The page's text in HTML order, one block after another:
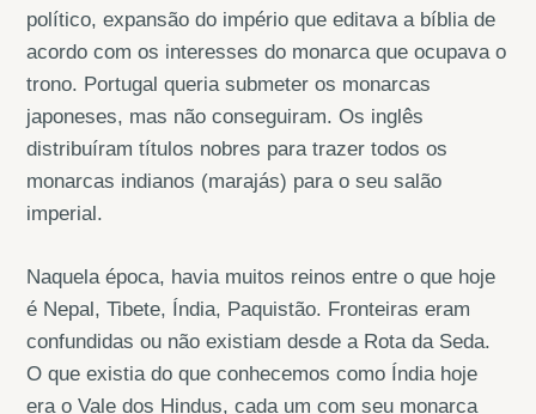
político, expansão do império que editava a bíblia de
acordo com os interesses do monarca que ocupava o
trono. Portugal queria submeter os monarcas
japoneses, mas não conseguiram. Os inglês
distribuíram títulos nobres para trazer todos os
monarcas indianos (marajás) para o seu salão
imperial.
Naquela época, havia muitos reinos entre o que hoje
é Nepal, Tibete, Índia, Paquistão. Fronteiras eram
confundidas ou não existiam desde a Rota da Seda.
O que existia do que conhecemos como Índia hoje
era o Vale dos Hindus, cada um com seu monarca